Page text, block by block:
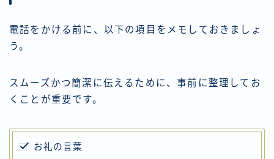
電話をかける前に、以下の項目をメモしておきましょ
う。
スムーズかつ簡潔に伝えるために、事前に整理してお
くことが重要です。
お礼の言葉